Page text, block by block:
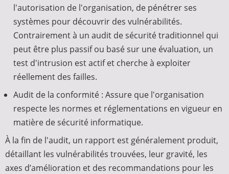
l'autorisation de l'organisation, de pénétrer ses
systèmes pour découvrir des vulnérabilités.
Contrairement à un audit de sécurité traditionnel qui
peut être plus passif ou basé sur une évaluation, un
test d'intrusion est actif et cherche à exploiter
réellement des failles.
Audit de la conformité : Assure que l'organisation
respecte les normes et réglementations en vigueur en
matière de sécurité informatique.
À la fin de l'audit, un rapport est généralement produit,
détaillant les vulnérabilités trouvées, leur gravité, les
axes d’amélioration et des recommandations pour les